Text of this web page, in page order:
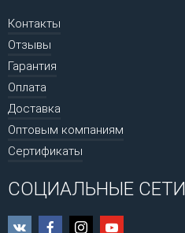
Контакты
Отзывы
Гарантия
Оплата
Доставка
Оптовым компаниям
Сертификаты
СОЦИАЛЬНЫЕ СЕТИ